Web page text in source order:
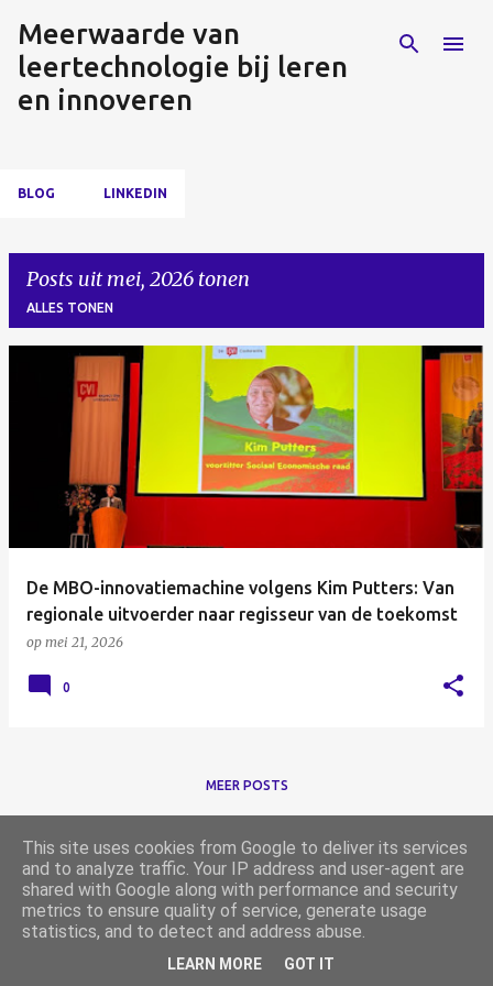
Doorgaan naar hoofdcontent
Meerwaarde van
leertechnologie bij leren
en innoveren
BLOG LINKEDIN
Posts uit mei, 2026 tonen
ALLES TONEN
De MBO-innovatiemachine volgens Kim Putters: Van
regionale uitvoerder naar regisseur van de toekomst
op mei 21, 2026
0
MEER POSTS
Mogelijk gemaakt door Blogger
This site uses cookies from Google to deliver its services
and to analyze traffic. Your IP address and user-agent are
shared with Google along with performance and security
metrics to ensure quality of service, generate usage
statistics, and to detect and address abuse.
LEARN MORE GOT IT